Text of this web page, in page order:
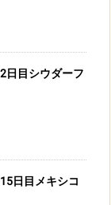
日目シウダーフ
日目メキシコ